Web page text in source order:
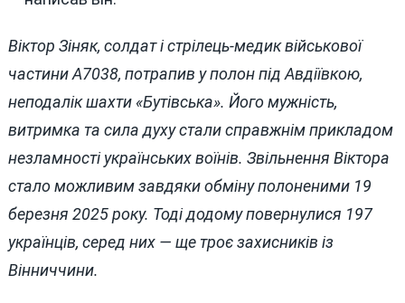
Віктор Зіняк, солдат і стрілець-медик військової
частини А7038, потрапив у полон під Авдіївкою,
неподалік шахти «Бутівська». Його мужність,
витримка та сила духу стали справжнім прикладом
незламності українських воїнів. Звільнення Віктора
стало можливим завдяки обміну полоненими 19
березня 2025 року. Тоді додому повернулися 197
українців, серед них — ще троє захисників із
Вінниччини.